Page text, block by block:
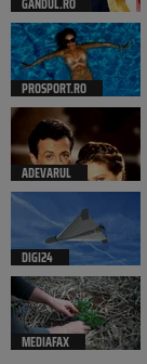
PROSPORT.RO
ADEVARUL
DIGI24
MEDIAFAX